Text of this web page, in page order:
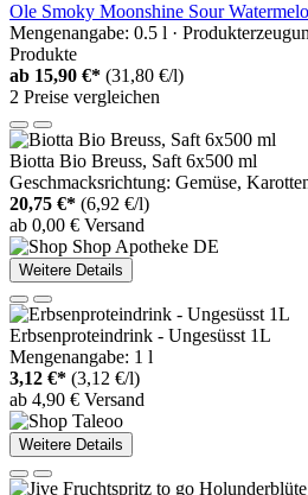
Ole Smoky Moonshine Sour
Mengenangabe: 0.5 l ·
Produkte
ab 15,90 €* (31,80 €/l)
2 Preise vergleichen
Biotta Bio Breuss, Saft 6x500 ml
Geschmacksrichtung: Gemüse,
20,75 €* (6,92 €/l)
ab 0,00 € Versand
Weitere Details
Erbsenproteindrink - Ungesüsst 1L
Mengenangabe: 1 l
3,12 €* (3,12 €/l)
ab 4,90 € Versand
Weitere Details